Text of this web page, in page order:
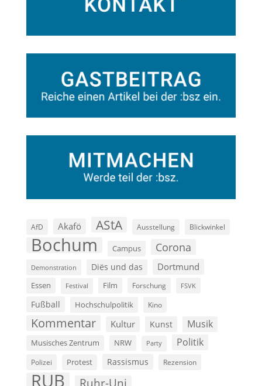
AfD Akafö AStA Ausstellung Blickwinkel
Bochum Campus Corona
Demonstration Diës und das Dortmund
Essen Festival Film Forschung FSVK
Fußball Hochschulpolitik Kino
Kommentar Kultur Kunst Musik
Musisches Zentrum NRW Party Politik
Polizei Protest Rassismus Rezension
RUB